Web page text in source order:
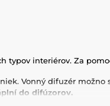
typov interiérov. Za
Vonný difuzér
do difúzorov.